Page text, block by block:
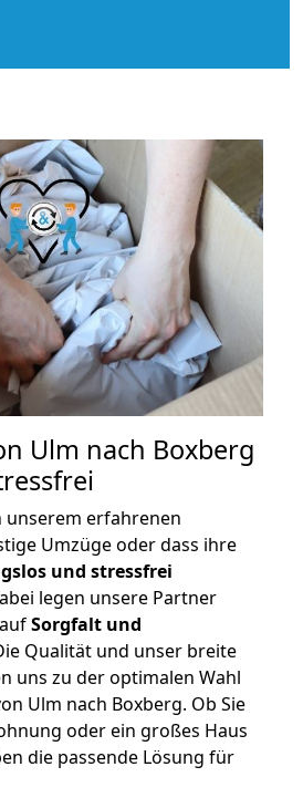
Ulm nach Boxberg
unserem erfahrenen
Umzüge oder dass ihre
und stressfrei
legen unsere Partner
Sorgfalt und
Qualität und unser breite
uns zu der optimalen Wahl
Ulm nach Boxberg. Ob Sie
oder ein großes Haus
die passende Lösung für